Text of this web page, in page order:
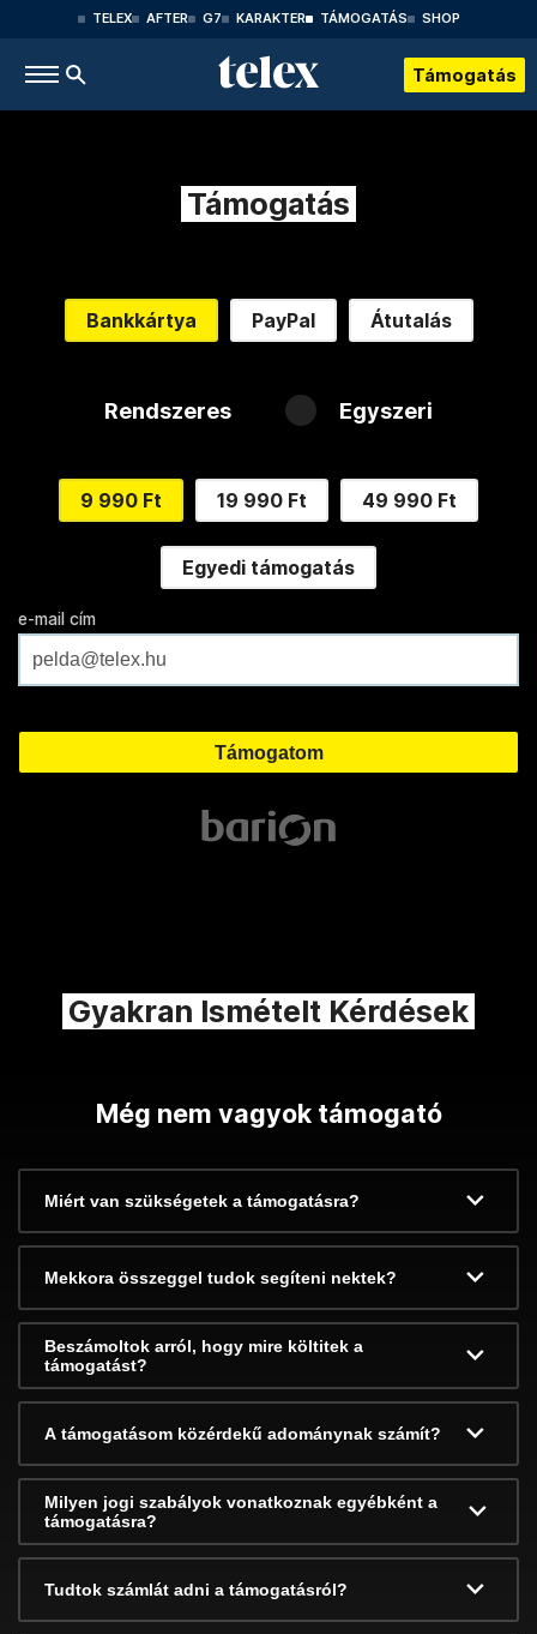
TELEX AFTER G7 KARAKTER TÁMOGATÁS SHOP
Támogatás
Támogatás
Bankkártya PayPal Átutalás
Rendszeres Egyszeri
9 990 Ft 19 990 Ft 49 990 Ft
Egyedi támogatás
e-mail cím
Gyakran Ismételt Kérdések
Még nem vagyok támogató
Miért van szükségetek a támogatásra?
Mekkora összeggel tudok segíteni nektek?
Beszámoltok arról, hogy mire költitek a
támogatást?
A támogatásom közérdekű adománynak számít?
Milyen jogi szabályok vonatkoznak egyébként a
támogatásra?
Tudtok számlát adni a támogatásról?